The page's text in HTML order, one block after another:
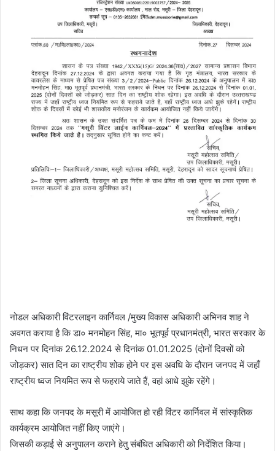
नोडल अधिकारी विंटरलाइन कार्निवल /मुख्य विकास अधिकारी अभिनव शाह ने
अवगत कराया है कि डा० मनमोहन सिंह, मा० भूतपूर्व प्रधानमंत्री, भारत सरकार के
निधन पर दिनांक 26.12.2024 से दिनांक 01.01.2025 (दोनों दिवसों को
जोड़कर) सात दिन का राष्ट्रीय शोक होने पर इस अवधि के दौरान जनपद में जहाँ
राष्ट्रीय ध्वज नियमित रूप से फहराये जाते हैं, वहां आधे झुके रहेंगे।
साथ कहा कि जनपद के मसूरी में आयोजित हो रही विंटर कार्निवल में सांस्कृतिक
कार्यक्रम आयोजित नहीं किए जाएंगे।
जिसकी कड़ाई से अनुपालन कराने हेतु संबंधित अधिकारी को निर्देशित किया।